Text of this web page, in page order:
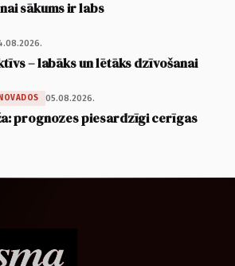
sākums ir labs
– labāks un lētāks dzīvošanai
05.08.2026.
prognozes piesardzīgi cerīgas